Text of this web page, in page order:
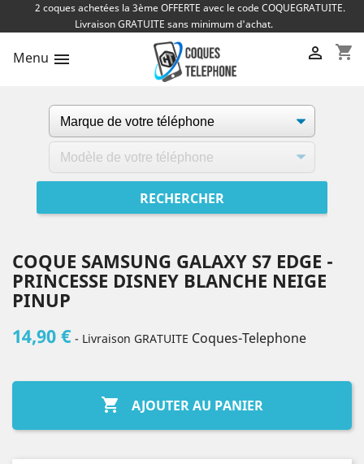
2 coques achetées la 3ème OFFERTE avec le code COQUEGRATUITE.
Livraison GRATUITE sans minimum d'achat.
Menu  shopping_cart

COQUE SAMSUNG GALAXY S7 EDGE -
PRINCESSE DISNEY BLANCHE NEIGE
PINUP
14,90 € - Livraison GRATUITE Coques-Telephone
 AJOUTER AU PANIER